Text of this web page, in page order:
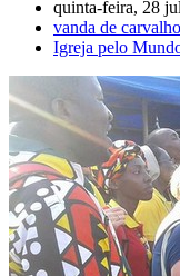
quinta-feira, 28
vanda de carvalho
Igreja pelo